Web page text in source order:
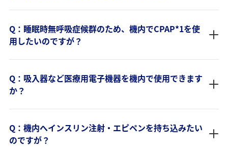
Q：睡眠時無呼吸症候群のため、機内でCPAP*1を使
用したいのですが？
Q：吸入器など医療用電子機器を機内で使用できます
か？
Q：機内へインスリン注射・エピペンを持ち込みたい
のですが？